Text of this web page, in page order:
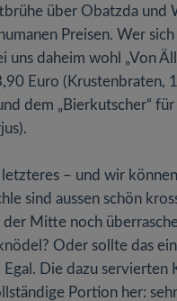
über Obatzda und
Preisen. Wer
uns daheim wohl „Von
Euro
dem „Bierkutscher“
– und wir
sind aussen schön
Mitte noch
Oder sollte das
Die dazu servierten
Portion her: